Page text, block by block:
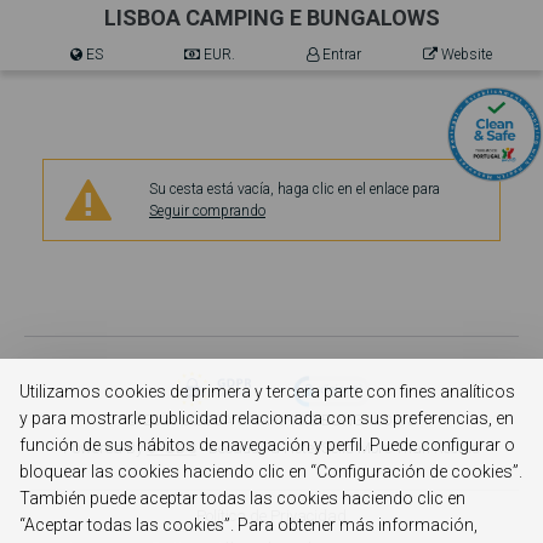
LISBOA CAMPING E BUNGALOWS
ES EUR. Entrar Website
Su cesta está vacía, haga clic en el enlace para
Seguir comprando
© 2026 LISBOA CAMPING E BUNGALOWS
Powered Bye-GDS - Because a Hotel Sells More Than Rooms
Política de Privacidad
Utilizamos cookies de primera y tercera parte con fines analíticos
y para mostrarle publicidad relacionada con sus preferencias, en
función de sus hábitos de navegación y perfil. Puede configurar o
bloquear las cookies haciendo clic en “Configuración de cookies”.
También puede aceptar todas las cookies haciendo clic en
“Aceptar todas las cookies”. Para obtener más información,